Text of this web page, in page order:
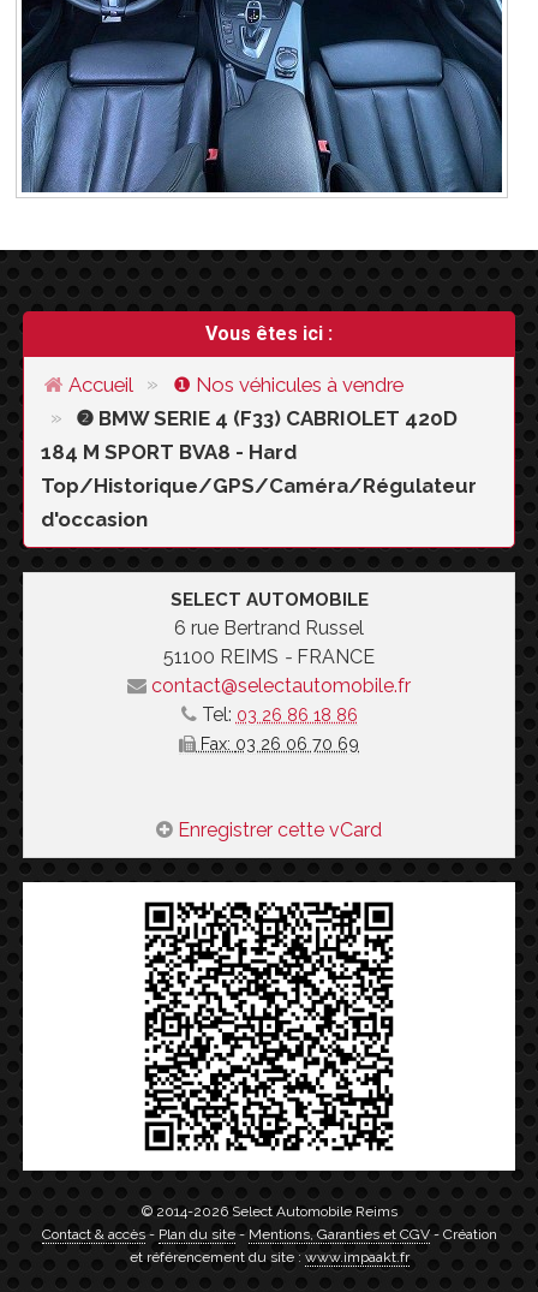
Vous êtes ici :
Accueil ❶ Nos véhicules à vendre
❷ BMW SERIE 4 (F33) CABRIOLET 420D
184 M SPORT BVA8 - Hard
Top/Historique/GPS/Caméra/Régulateur
d'occasion
SELECT AUTOMOBILE
6 rue Bertrand Russel
51100 REIMS - FRANCE
contact@selectautomobile.fr
Tel: 03 26 86 18 86
Fax: 03 26 06 70 69
Enregistrer cette vCard
© 2014-2026 Select Automobile Reims
Contact & accès- Plan du site- Mentions, Garanties et CGV- Création
et référencement du site :www.impaakt.fr